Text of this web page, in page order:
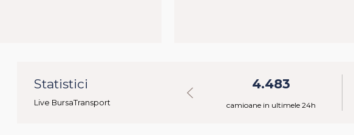
Statistici
Live BursaTransportmarfuri in ultimele 24h
4.483
camioane in ultimele 24h